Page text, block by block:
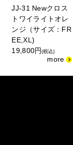
JJ-31 Newクロス
トワイライトオレ
ンジ（サイズ：FR
EE,XL)
19,800円(税込)